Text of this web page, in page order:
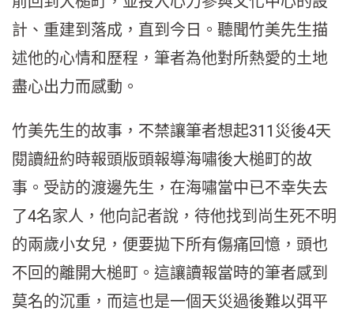
計、重建到落成，直到今日。聽聞竹美先生描
述他的心情和歷程，筆者為他對所熱愛的土地
盡心出力而感動。
竹美先生的故事，不禁讓筆者想起311災後4天
閱讀紐約時報頭版頭報導海嘯後大槌町的故
事。受訪的渡邊先生，在海嘯當中已不幸失去
了4名家人，他向記者說，待他找到尚生死不明
的兩歲小女兒，便要拋下所有傷痛回憶，頭也
不回的離開大槌町。這讓讀報當時的筆者感到
莫名的沉重，而這也是一個天災過後難以弭平